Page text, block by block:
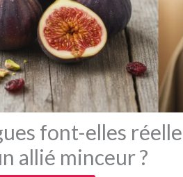
font-elles
allié minceur ?